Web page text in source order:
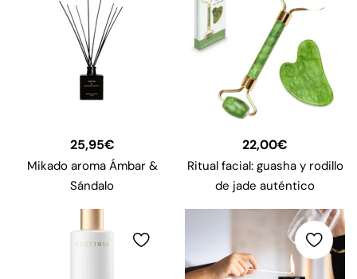
25,95€
Mikado aroma Ámbar &
Sándalo
22,00€
Ritual facial: guasha y rodillo
de jade auténtico